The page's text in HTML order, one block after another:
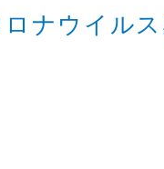
ナウイル